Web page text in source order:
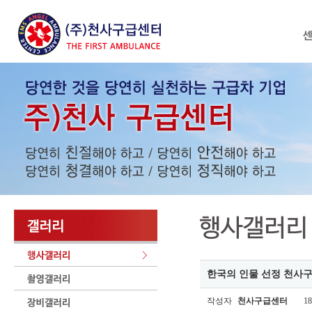
한국의 인물 선정 천사
작성자 천사구급센터